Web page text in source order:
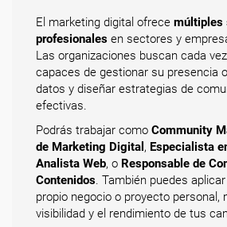
El marketing digital ofrece múltiples
profesionales en sectores y
Las organizaciones buscan cada
capaces de gestionar su presencia
datos y diseñar estrategias de
efectivas.
Podrás trabajar como Community
de Marketing Digital , Especialista
Analista Web, o Responsable de
Contenidos. También puedes
propio negocio o proyecto personal,
visibilidad y el rendimiento de tus